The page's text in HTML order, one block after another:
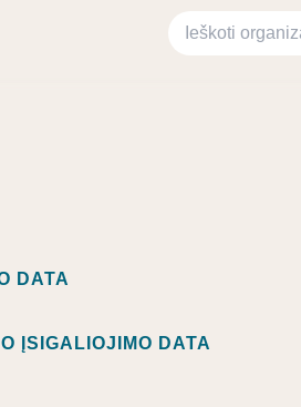
Ieškoti
DATA
ĮSIGALIOJIMO DATA